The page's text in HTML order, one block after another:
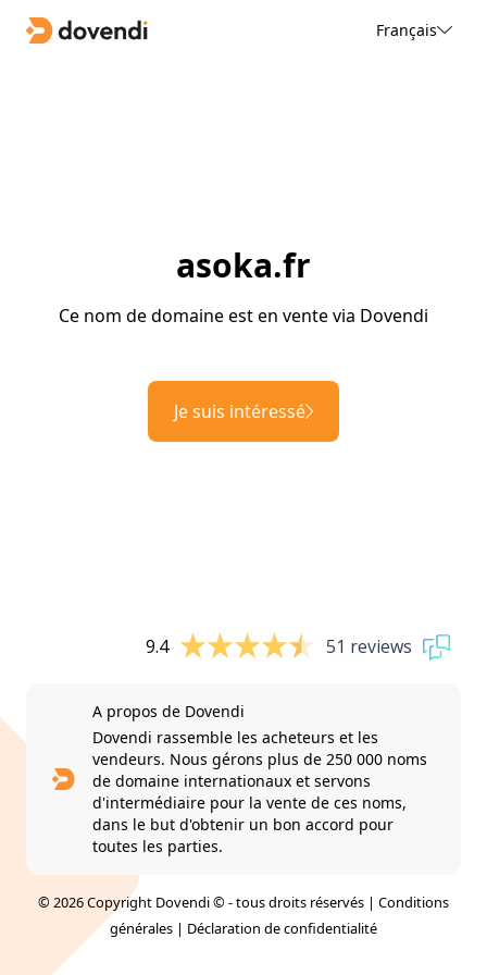
Français
asoka.fr
Ce nom de domaine est en vente via Dovendi
Je suis intéressé
9.4 51 reviews
A propos de Dovendi
Dovendi rassemble les acheteurs et les
vendeurs. Nous gérons plus de 250 000 noms
de domaine internationaux et servons
d'intermédiaire pour la vente de ces noms,
dans le but d'obtenir un bon accord pour
toutes les parties.
© 2026 Copyright Dovendi © - tous droits réservés | Conditions
générales | Déclaration de confidentialité